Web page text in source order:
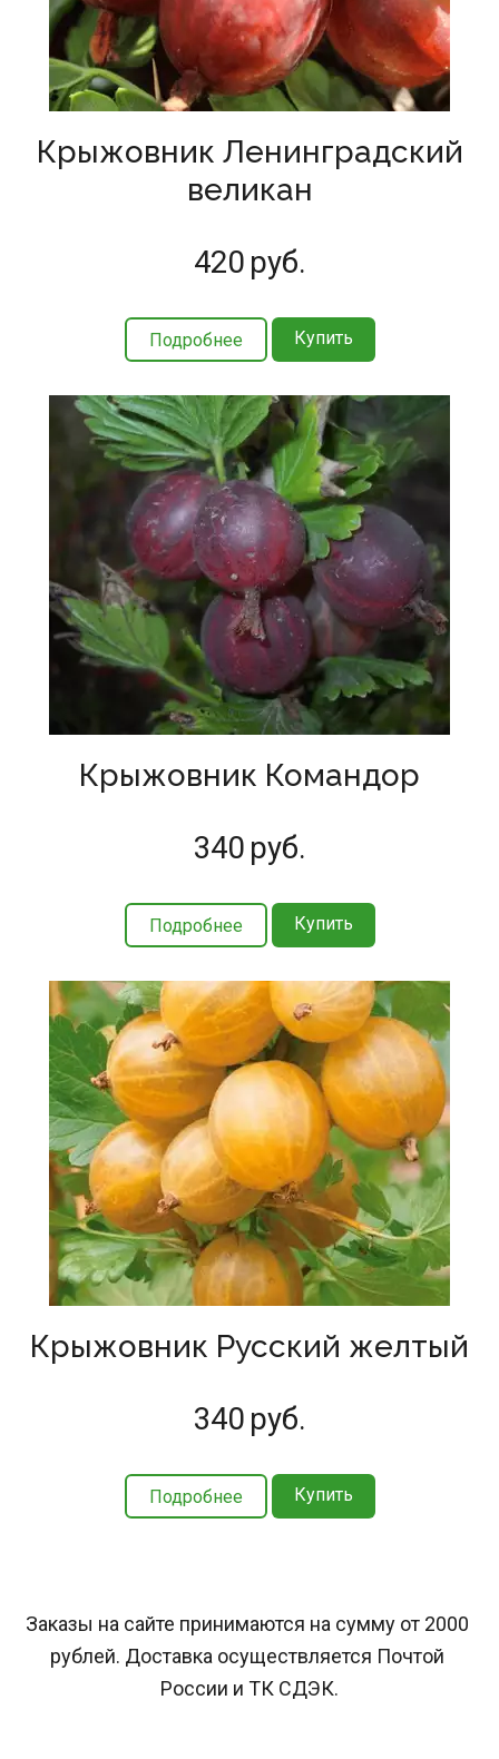
Крыжовник Ленинградский
великан
420 руб.
Подробнее Купить
Крыжовник Командор
340 руб.
Подробнее Купить
Крыжовник Русский желтый
340 руб.
Подробнее Купить
Заказы на сайте принимаются на сумму от 2000
рублей. Доставка осуществляется Почтой
России и ТК СДЭК.